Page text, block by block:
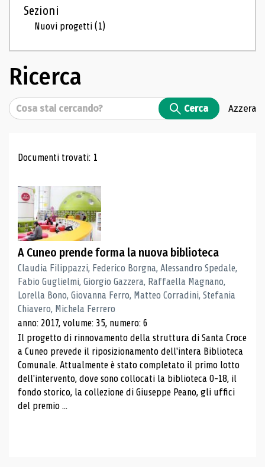
Sezioni
Nuovi progetti(1)
Ricerca
Cerca Cerca Azzera
Risultati di ricerca
Documenti trovati: 1
A Cuneo prende forma la nuova biblioteca
Claudia Filippazzi, Federico Borgna, Alessandro Spedale,
Fabio Guglielmi, Giorgio Gazzera, Raffaella Magnano,
Lorella Bono, Giovanna Ferro, Matteo Corradini, Stefania
Chiavero, Michela Ferrero
anno: 2017, volume: 35, numero: 6
Il progetto di rinnovamento della struttura di Santa Croce
a Cuneo prevede il riposizionamento dell'intera Biblioteca
Comunale. Attualmente è stato completato il primo lotto
dell'intervento, dove sono collocati la biblioteca 0-18, il
fondo storico, la collezione di Giuseppe Peano, gli uffici
del premio ...